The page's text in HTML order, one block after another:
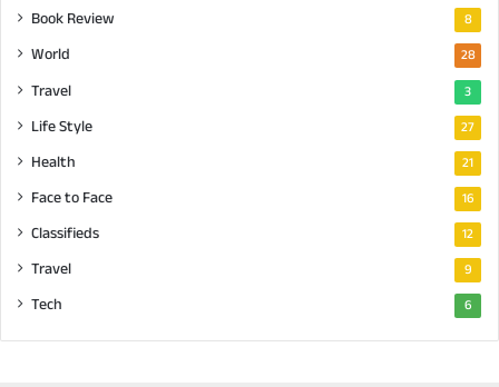
Book Review 8
World 28
Travel 3
Life Style 27
Health 21
Face to Face 16
Classifieds 12
Travel 9
Tech 6